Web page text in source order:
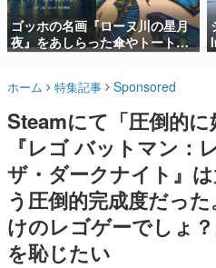
新世代に訊く
これからのデジタルゲ
の姿を追い、彼らのル
ゲーム世代の作家
ゲームに多大な影響を
日本のコンテンツ産業
画です。
日本モバイルゲー
日本のモバイルゲーム
ルを網羅するほか、開
解説を掲載。約20年の
若ゲのいたり〜ゲ
一先生によるゲーム業
ゴッホの名画『ローヌ川の星月
夜』をあしらった傘やトートバ
ッグなどが登場。8月7日21時よ
ホーム 特集記事 Sponsored
Steamにて「圧倒的
『レゴ バットマン：
ザ・ダークナイト』
う圧倒的完成度だっ
けのレゴゲーでしょ
を恥じたい